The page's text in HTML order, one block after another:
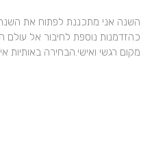
השנה אני מתכננת לפתוח את
כהזדמנות נוספת לחיבור אל עולם
מקום רגשי ואישי.הבחירה באותיות